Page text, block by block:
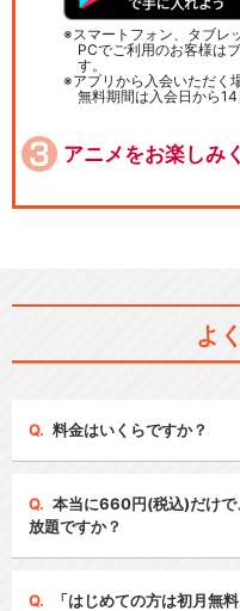
スマートフォン、タブレ
PCでご利用のお客様は
す。
アプリから入会いただく
無料期間は入会日から14
アニメをお楽しみ
よ
料金はいくらですか？
本当に660円(税込)だけ
放題ですか？
「はじめての方は初月無